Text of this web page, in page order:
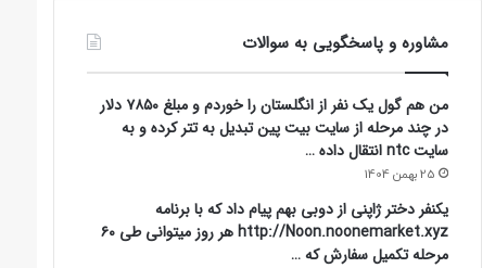
مشاوره و پاسخگویی به سوالات
من هم گول یک نفر از انگلستان را خوردم و مبلغ ۷۸۵۰ دلار
در چند مرحله از سایت بیت پین تبدیل به تتر کرده و به
سایت ntc انتقال داده …
25 بهمن 1404
یکنفر دختر ژاپنی از دوبی بهم پیام داد که با برنامه
http://Noon.noonemarket.xyz هر روز میتوانی طی ۶۰
مرحله تکمیل سفارش که …